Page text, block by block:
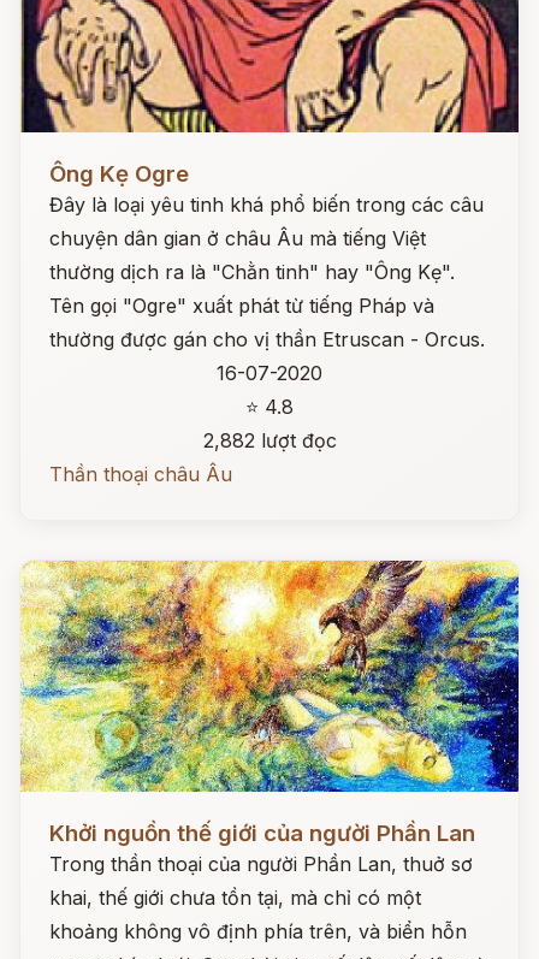
Đọc ngay
Ông Kẹ Ogre
Đây là loại yêu tinh khá phổ biến trong các câu
chuyện dân gian ở châu Âu mà tiếng Việt
thường dịch ra là "Chằn tinh" hay "Ông Kẹ".
Tên gọi "Ogre" xuất phát từ tiếng Pháp và
thường được gán cho vị thần Etruscan - Orcus.
16-07-2020
⭐ 4.8
2,882 lượt đọc
Thần thoại châu Âu
Khởi nguồn thế giới của người Phần Lan
Trong thần thoại của người Phần Lan, thuở sơ
khai, thế giới chưa tồn tại, mà chỉ có một
khoảng không vô định phía trên, và biển hỗn